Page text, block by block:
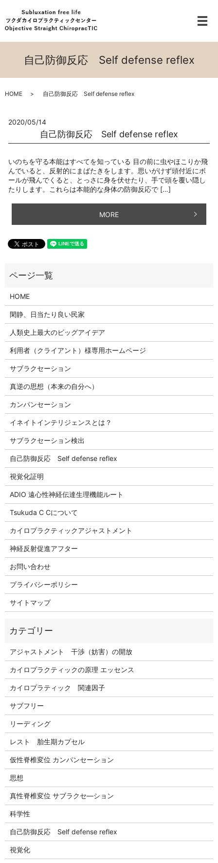
メ
自己防御反応 Self defense reflex
HOME 自己防御反応 Self defense reflex
2020/05/14
自己防御反応 Self defense reflex
いのちを守る本能はすべてを知っている 目の前に虫やほこりか飛
んでいると、反射的にまばたきをします。思いがけず頭付近にボ
ールが飛んでくると、とっさに身を伏せたり、手で頭を覆い隠し
たりします。これらは本能的な身体の防御反応で […]
MORE
HOME
閑静、日当たり良い民家
人類史上最大のビッグアイデア
利用者（クライアント）様専用ホームページ
サブラクセーション
真逆の思想（本来の自分へ）
カンパンセーション
イネイトインテリジェンスとは？
サブラクセーション検出
自己防御反応 Self defense reflex
視覚化証明
ADIO 遠心性神経伝達生理機能ルート
Tsukuda C Cについて
カイロプラクティックアジャストメント
神経反射促進アフター
お問い合わせ
プライバシーポリシー
サイトマップ
アジャストメント 干渉（妨害）の開放
カイロプラクティックの原理 エッセンス
カイロプラティック 関連因子
サブフリー
リーディング
レスト 胎生期カプセル
仮性脊椎変位 カンパンセーション
思想
真性脊椎変位 サブラクセ―ション
科学性
自己防御反応 Self defense reflex
視覚化